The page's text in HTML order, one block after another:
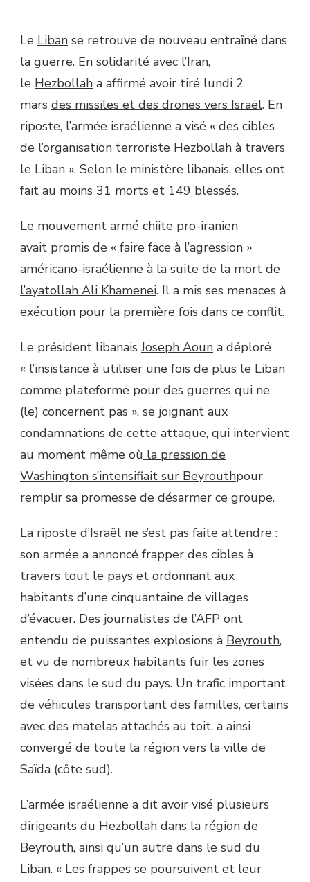
Le Liban se retrouve de nouveau entraîné dans
la guerre. En solidarité avec l’Iran,
le Hezbollah a affirmé avoir tiré lundi 2
mars des missiles et des drones vers Israël. En
riposte, l’armée israélienne a visé « des cibles
de l’organisation terroriste Hezbollah à travers
le Liban ». Selon le ministère libanais, elles ont
fait au moins 31 morts et 149 blessés.
Le mouvement armé chiite pro-iranien
avait promis de « faire face à l’agression »
américano-israélienne à la suite de la mort de
l’ayatollah Ali Khamenei. Il a mis ses menaces à
exécution pour la première fois dans ce conflit.
Le président libanaisJoseph Aoun a déploré
« l’insistance à utiliser une fois de plus le Liban
comme plateforme pour des guerres qui ne
(le) concernent pas », se joignant aux
condamnations de cette attaque, qui intervient
au moment même où la pression de
Washington s’intensifiait sur Beyrouthpour
remplir sa promesse de désarmer ce groupe.
La riposte d’Israël ne s’est pas faite attendre :
son armée a annoncé frapper des cibles à
travers tout le pays et ordonnant aux
habitants d’une cinquantaine de villages
d’évacuer. Des journalistes de l’AFP ont
entendu de puissantes explosions à Beyrouth,
et vu de nombreux habitants fuir les zones
visées dans le sud du pays. Un trafic important
de véhicules transportant des familles, certains
avec des matelas attachés au toit, a ainsi
convergé de toute la région vers la ville de
Saïda (côte sud).
L’armée israélienne a dit avoir visé plusieurs
dirigeants du Hezbollah dans la région de
Beyrouth, ainsi qu’un autre dans le sud du
Liban. « Les frappes se poursuivent et leur